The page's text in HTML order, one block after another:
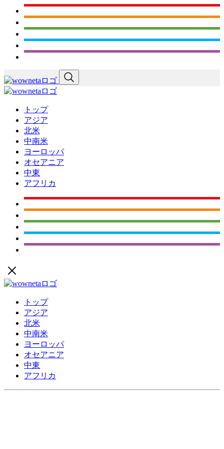
トップ
アジア
北米
中南米
ヨーロッパ
オセアニア
中東
アフリカ
トップ
アジア
北米
中南米
ヨーロッパ
オセアニア
中東
アフリカ